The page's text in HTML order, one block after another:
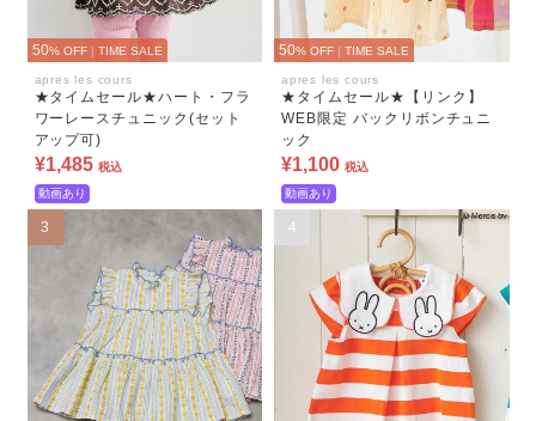
50% OFF | TIME SALE
apres les cours
★タイムセール★ハート・フラ
ワーレースチュニック(セット
アップ可)
¥1,485 税込
動画あり
50% OFF | TIME SALE
apres les cours
★タイムセール★【リンク】
WEB限定 バックリボンチュニ
ック
¥1,100 税込
動画あり
3 4